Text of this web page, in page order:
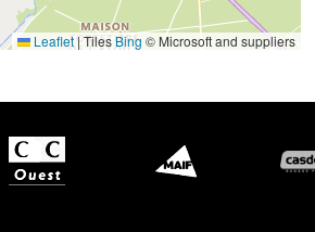
Leaflet|TilesBing © Microsoft and suppliers